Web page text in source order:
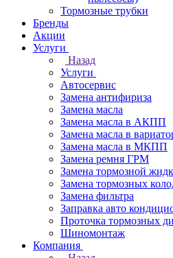
Тормозные трубки
Бренды
Акции
Услуги
Назад
Услуги
Автосервис
Замена антифириза
Замена масла
Замена масла в АКПП
Замена масла в
Замена масла в МКПП
Замена ремня ГРМ
Замена тормозной
Замена тормозных
Замена фильтра
Заправка авто
Проточка тормозных
Шиномонтаж
Компания